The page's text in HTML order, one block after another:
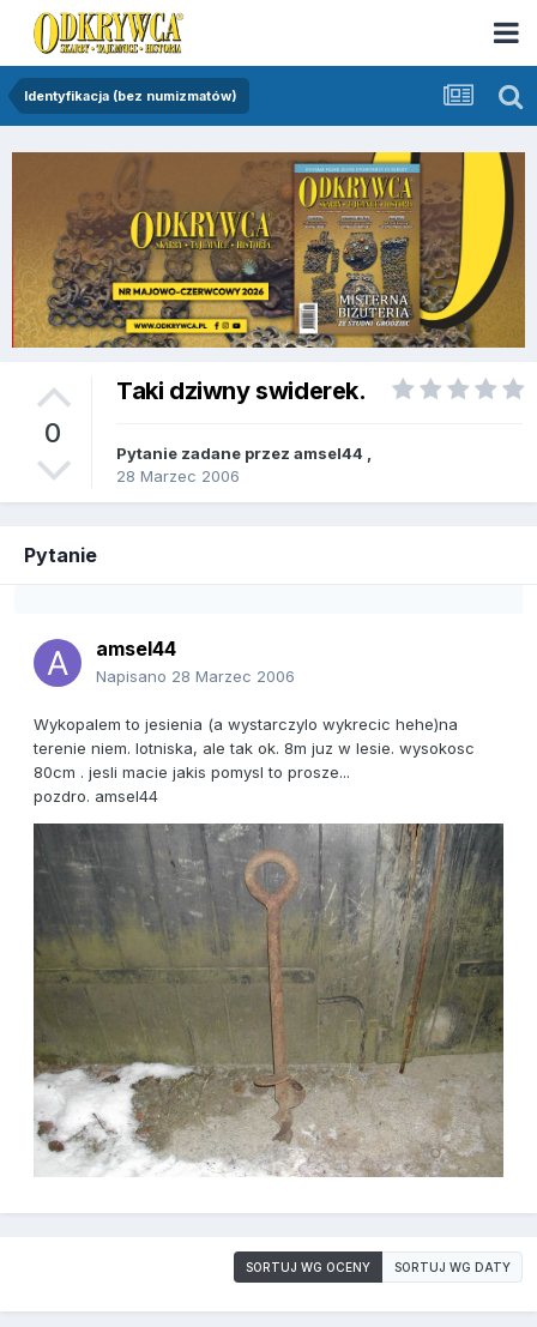
Identyfikacja (bez numizmatów)
0
Taki dziwny swiderek.
Pytanie zadane przez amsel44
28 Marzec 2006
Pytanie
amsel44
Napisano 28 Marzec 2006
Wykopalem to jesienia (a wystarczylo wykrecic hehe)na
terenie niem. lotniska, ale tak ok. 8m juz w lesie. wysokosc
80cm . jesli macie jakis pomysl to prosze...
pozdro. amsel44
SORTUJ WG OCENY SORTUJ WG DATY